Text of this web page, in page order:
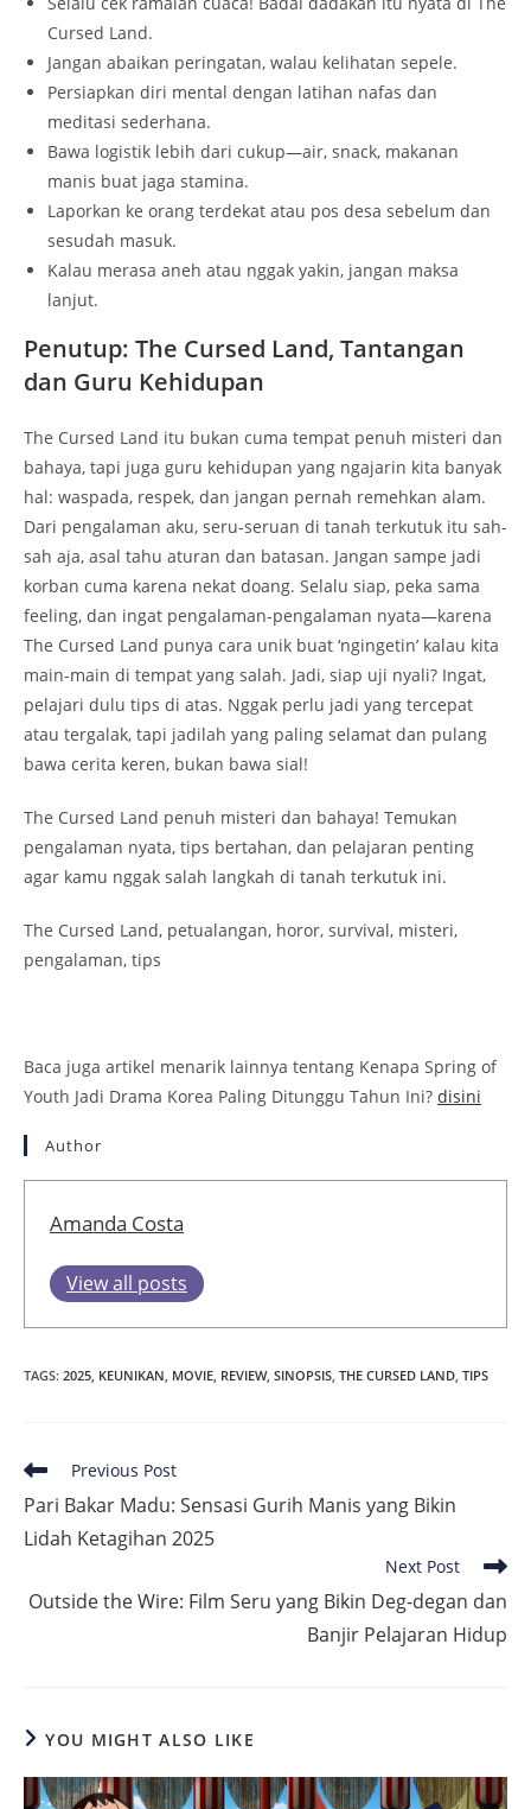
Cursed Land.
Jangan abaikan peringatan, walau kelihatan sepele.
Persiapkan diri mental dengan latihan nafas dan
meditasi sederhana.
Bawa logistik lebih dari cukup—air, snack, makanan
manis buat jaga stamina.
Laporkan ke orang terdekat atau pos desa sebelum dan
sesudah masuk.
Kalau merasa aneh atau nggak yakin, jangan maksa
lanjut.
Penutup: The Cursed Land, Tantangan
dan Guru Kehidupan
The Cursed Land itu bukan cuma tempat penuh misteri dan
bahaya, tapi juga guru kehidupan yang ngajarin kita banyak
hal: waspada, respek, dan jangan pernah remehkan alam.
Dari pengalaman aku, seru-seruan di tanah terkutuk itu sah-
sah aja, asal tahu aturan dan batasan. Jangan sampe jadi
korban cuma karena nekat doang. Selalu siap, peka sama
feeling, dan ingat pengalaman-pengalaman nyata—karena
The Cursed Land punya cara unik buat ‘ngingetin’ kalau kita
main-main di tempat yang salah. Jadi, siap uji nyali? Ingat,
pelajari dulu tips di atas. Nggak perlu jadi yang tercepat
atau tergalak, tapi jadilah yang paling selamat dan pulang
bawa cerita keren, bukan bawa sial!
The Cursed Land penuh misteri dan bahaya! Temukan
pengalaman nyata, tips bertahan, dan pelajaran penting
agar kamu nggak salah langkah di tanah terkutuk ini.
The Cursed Land, petualangan, horor, survival, misteri,
pengalaman, tips
Baca juga artikel menarik lainnya tentang Kenapa Spring of
Youth Jadi Drama Korea Paling Ditunggu Tahun Ini? disini
Author
Amanda Costa
View all posts
TAGS: 2025, KEUNIKAN, MOVIE, REVIEW, SINOPSIS, THE CURSED LAND, TIPS
Read
articles
Previous Post
Pari Bakar Madu: Sensasi Gurih Manis yang Bikin
Lidah Ketagihan 2025
Next Post
Outside the Wire: Film Seru yang Bikin Deg-degan dan
Banjir Pelajaran Hidup
YOU MIGHT ALSO LIKE